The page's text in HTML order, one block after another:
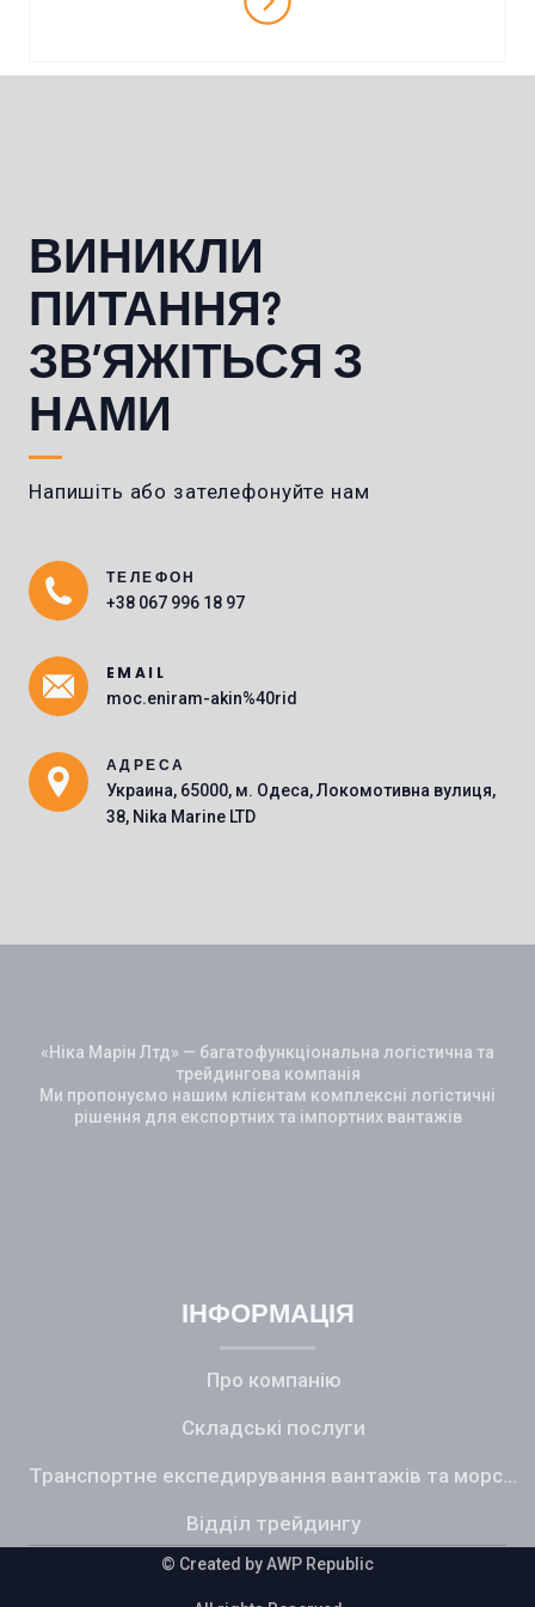
ВИНИКЛИ
ПИТАННЯ?
ЗВ’ЯЖІТЬСЯ З
НАМИ
Напишіть або зателефонуйте нам
ТЕЛЕФОН
+38 067 996 18 97
Main Icons
EMAIL
moc.eniram-akin%40rid
АДРЕСА
Украина, 65000, м. Одеса, Локомотивна вулиця,
38, Nika Marine LTD
«Ніка Марін Лтд» — багатофункціональна логістична та
трейдингова компанія
Ми пропонуємо нашим клієнтам комплексні логістичні
рішення для експортних та імпортних вантажів
ІНФОРМАЦІЯ
Про компанію
Складські послуги
Транспортне експедирування вантажів та морський фрахт
Відділ трейдингу
© Created by AWP Republic